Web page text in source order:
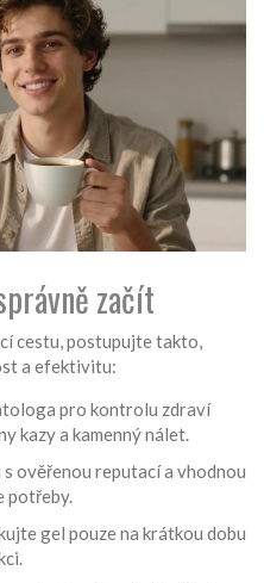
začít
cestu, postupujte takto,
a efektivitu:
pro kontrolu zdraví
kazy a kamenný nálet.
ověřenou reputací a vhodnou
potřeby.
gel pouze na krátkou dobu